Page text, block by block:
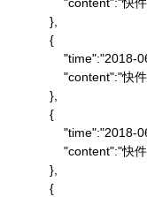
"content":"
            },
            {
            },
            {
            },
            {